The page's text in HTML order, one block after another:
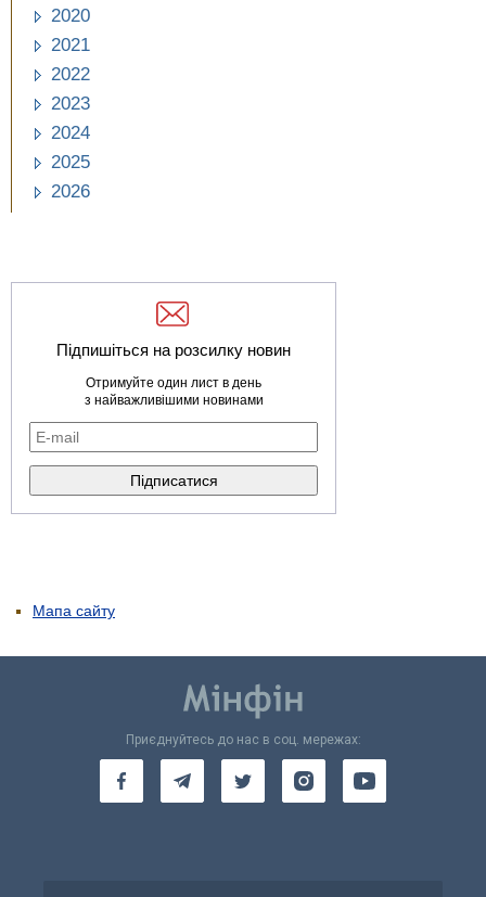
2020
2021
2022
2023
2024
2025
2026
Підпишіться на розсилку новин
Отримуйте один лист в день
з найважливішими новинами
Мапа сайту
Приєднуйтесь до нас в соц. мережах: